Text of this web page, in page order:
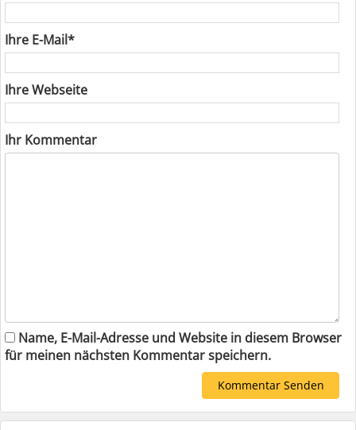
Ihre E-Mail*
Ihre Webseite
Ihr Kommentar
Name, E-Mail-Adresse und Website in diesem Browser
für meinen nächsten Kommentar speichern.